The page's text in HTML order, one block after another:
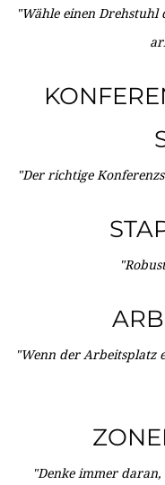
"Wähle einen
"Der richtige
"Wenn der Arbeitsplatz
"Denke immer